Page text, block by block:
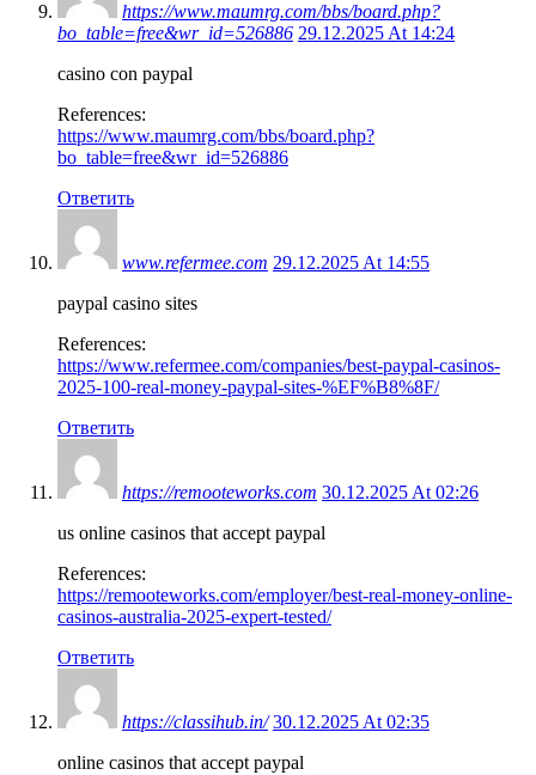
https://www.maumrg.com/bbs/board.php?
bo_table=free&wr_id=526886 29.12.2025 At 14:24
casino con paypal
References:
https://www.maumrg.com/bbs/board.php?
bo_table=free&wr_id=526886
Ответить
www.refermee.com 29.12.2025 At 14:55
paypal casino sites
References:
https://www.refermee.com/companies/best-paypal-casinos-
2025-100-real-money-paypal-sites-%EF%B8%8F/
Ответить
https://remooteworks.com 30.12.2025 At 02:26
us online casinos that accept paypal
References:
https://remooteworks.com/employer/best-real-money-online-
casinos-australia-2025-expert-tested/
Ответить
https://classihub.in/ 30.12.2025 At 02:35
online casinos that accept paypal